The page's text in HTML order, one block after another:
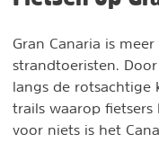
Gran Canaria is
strandtoeristen.
langs de rotsachtige
trails waarop
voor niets is het